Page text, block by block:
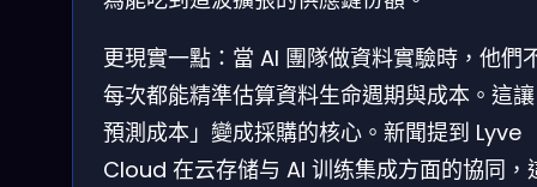
更現實一點：當 AI 團隊做資料實驗時，他們
每次都能精準估算資料生命週期與成本。這
預測成本」變成採購的核心。新聞提到 Lyve
Cloud 在云存储与 AI 训练集成方面的協同，